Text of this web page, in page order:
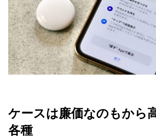
ケースは廉価なのもから
各種